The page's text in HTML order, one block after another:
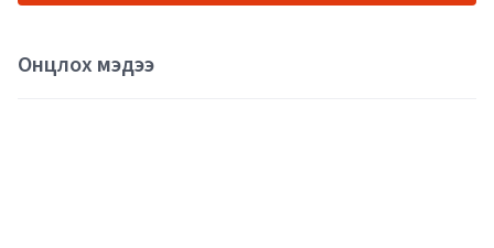
Онцлох мэдээ